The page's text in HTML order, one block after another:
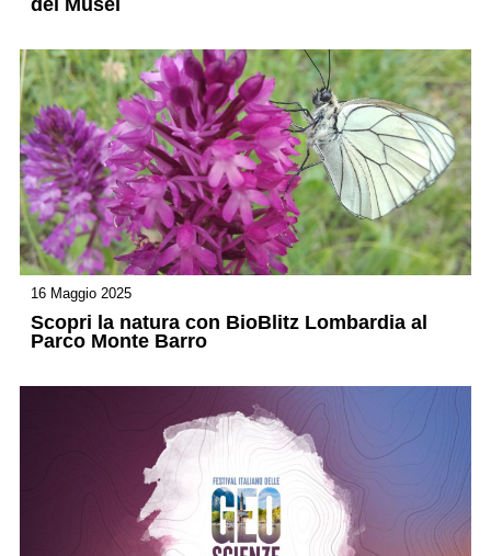
16 Maggio 2025
Scopri la natura con BioBlitz Lombardia al
Parco Monte Barro